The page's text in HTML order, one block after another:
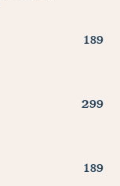
189
299
189